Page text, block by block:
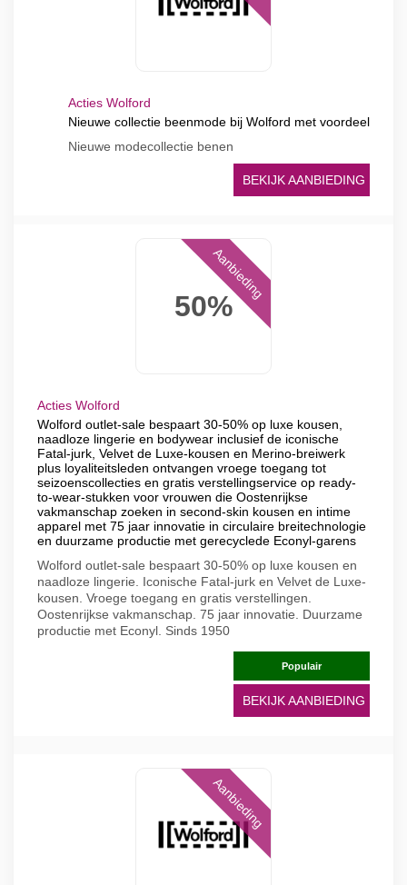
Acties Wolford
Nieuwe collectie beenmode bij Wolford met voordeel
Nieuwe modecollectie benen
BEKIJK AANBIEDING
50%
Aanbieding
Acties Wolford
Wolford outlet-sale bespaart 30-50% op luxe kousen,
naadloze lingerie en bodywear inclusief de iconische
Fatal-jurk, Velvet de Luxe-kousen en Merino-breiwerk
plus loyaliteitsleden ontvangen vroege toegang tot
seizoenscollecties en gratis verstellingservice op ready-
to-wear-stukken voor vrouwen die Oostenrijkse
vakmanschap zoeken in second-skin kousen en intime
apparel met 75 jaar innovatie in circulaire breitechnologie
en duurzame productie met gerecyclede Econyl-garens
Wolford outlet-sale bespaart 30-50% op luxe kousen en
naadloze lingerie. Iconische Fatal-jurk en Velvet de Luxe-
kousen. Vroege toegang en gratis verstellingen.
Oostenrijkse vakmanschap. 75 jaar innovatie. Duurzame
productie met Econyl. Sinds 1950
Populair
BEKIJK AANBIEDING
Aanbieding